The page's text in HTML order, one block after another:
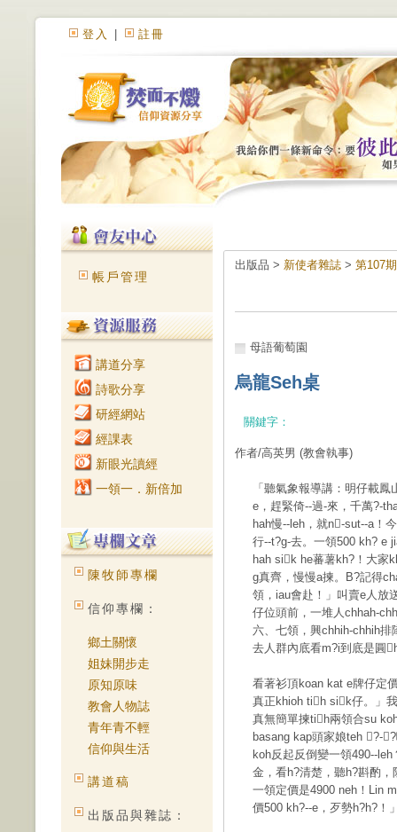
登入 註冊
帳戶管理
講道分享
詩歌分享
研經網站
經課表
新眼光讀經
一領一．新倍加
陳牧師專欄
信仰專欄：
鄉土關懷
姐妹開步走
原知原味
教會人物誌
青年青不輕
信仰與生活
講道稿
出版品與雜誌：
出版品 > 新使者雜誌 > 第107
母語葡萄園
烏龍Seh桌
關鍵字：
作者/高英男 (教會執事)
「聽氣象報導講：明仔載
e，趕緊倚--過-來，千萬?-
hah慢--leh，就n-sut--a！
行--t?g-去。一領500 kh? e
hah sik he蕃薯kh?！大家
g真齊，慢慢a揀。B?記得
領，iau會赴！」叫賣e人放
仔位頭前，一堆人chhah-
六、七領，興chhih-chhih
去人群內底看m?i到底是圓
看著衫頂koan kat e牌仔定
真正khioh tih sik仔。」
真無簡單揀tih兩領合su
basang kap頭家娘teh ?-
koh反起反倒變一領490--
金，看h?清楚，聽h?斟酌
一領定價是4900 neh！Lin
價500 kh?--e，歹勢h?h?！